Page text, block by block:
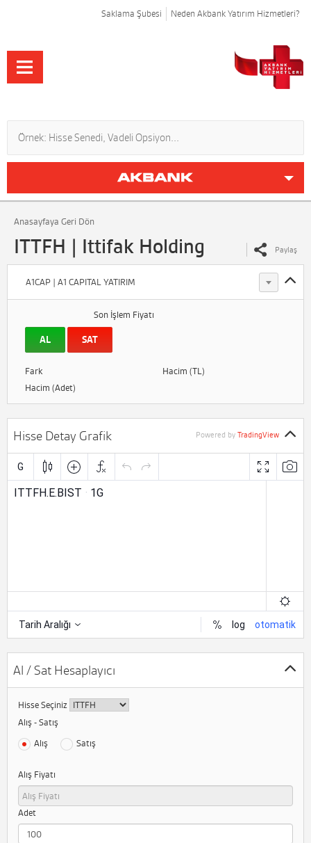
Saklama Şubesi Neden Akbank Yatırım Hizmetleri?
Anasayfaya Geri Dön
ITTFH | Ittifak Holding Paylaş
A1CAP | A1 CAPITAL YATIRIM
Son İşlem Fiyatı
AL SAT
Fark
Hacim (TL)
Hacim (Adet)
Hisse Detay Grafik Powered by TradingView
Al / Sat Hesaplayıcı
Hisse Seçiniz
Alış - Satış
Alış
Satış
Alış Fiyatı
Adet